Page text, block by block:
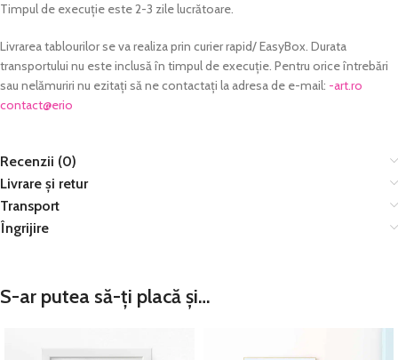
Timpul de execuție este 2-3 zile lucrătoare.
Livrarea tablourilor se va realiza prin curier rapid/ EasyBox. Durata
transportului nu este inclusă în timpul de execuție. Pentru orice întrebări
sau nelămuriri nu ezitați să ne contactați la adresa de e-mail: or.tra-
oire
@tcatnoc
Recenzii (0)
Livrare și retur
Transport
Îngrijire
S-ar putea să-ți placă și…